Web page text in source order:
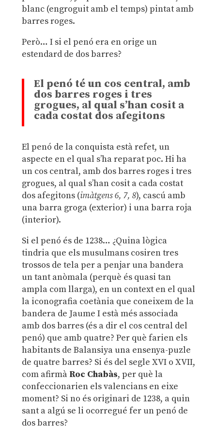
blanc (engroguit amb el temps) pintat amb
barres roges.
Però… I si el penó era en orige un
estendard de dos barres?
El penó té un cos central, amb
dos barres roges i tres
grogues, al qual s’han cosit a
cada costat dos afegitons
El penó de la conquista està refet, un
aspecte en el qual s’ha reparat poc. Hi ha
un cos central, amb dos barres roges i tres
grogues, al qual s’han cosit a cada costat
dos afegitons (imàtgens 6, 7, 8), cascú amb
una barra groga (exterior) i una barra roja
(interior).
Si el penó és de 1238… ¿Quina lògica
tindria que els musulmans cosiren tres
trossos de tela per a penjar una bandera
un tant anòmala (perquè és quasi tan
ampla com llarga), en un context en el qual
la iconografia coetània que coneixem de la
bandera de Jaume I està més associada
amb dos barres (és a dir el cos central del
penó) que amb quatre? Per què farien els
habitants de Balansiya una ensenya-puzle
de quatre barres? Si és del segle XVI o XVII,
com afirmà Roc Chabàs, per què la
confeccionarien els valencians en eixe
moment? Si no és originari de 1238, a quin
sant a algú se li ocorregué fer un penó de
dos barres?